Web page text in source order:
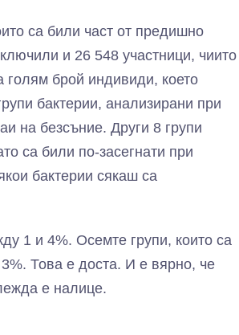
са били част от предишно
и 26 548 участници, чиито
брой индивиди, което
бактерии, анализирани при
на безсъние. Други 8 групи
са били по-засегнати при
бактерии сякаш са
1 и 4%. Осемте групи, които са
Това е доста. И е вярно, че
е налице.